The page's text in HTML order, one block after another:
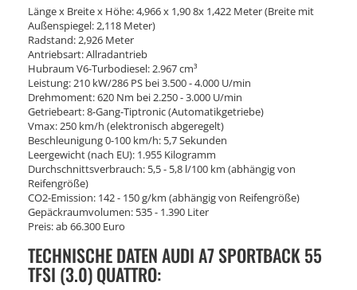
Länge x Breite x Höhe: 4,966 x 1,90 8x 1,422 Meter (Breite mit
Außenspiegel: 2,118 Meter)
Radstand: 2,926 Meter
Antriebsart: Allradantrieb
Hubraum V6-Turbodiesel: 2.967 cm³
Leistung: 210 kW/286 PS bei 3.500 - 4.000 U/min
Drehmoment: 620 Nm bei 2.250 - 3.000 U/min
Getriebeart: 8-Gang-Tiptronic (Automatikgetriebe)
Vmax: 250 km/h (elektronisch abgeregelt)
Beschleunigung 0-100 km/h: 5,7 Sekunden
Leergewicht (nach EU): 1.955 Kilogramm
Durchschnittsverbrauch: 5,5 - 5,8 l/100 km (abhängig von
Reifengröße)
CO2-Emission: 142 - 150 g/km (abhängig von Reifengröße)
Gepäckraumvolumen: 535 - 1.390 Liter
Preis: ab 66.300 Euro
TECHNISCHE DATEN AUDI A7 SPORTBACK 55
TFSI (3.0) QUATTRO: